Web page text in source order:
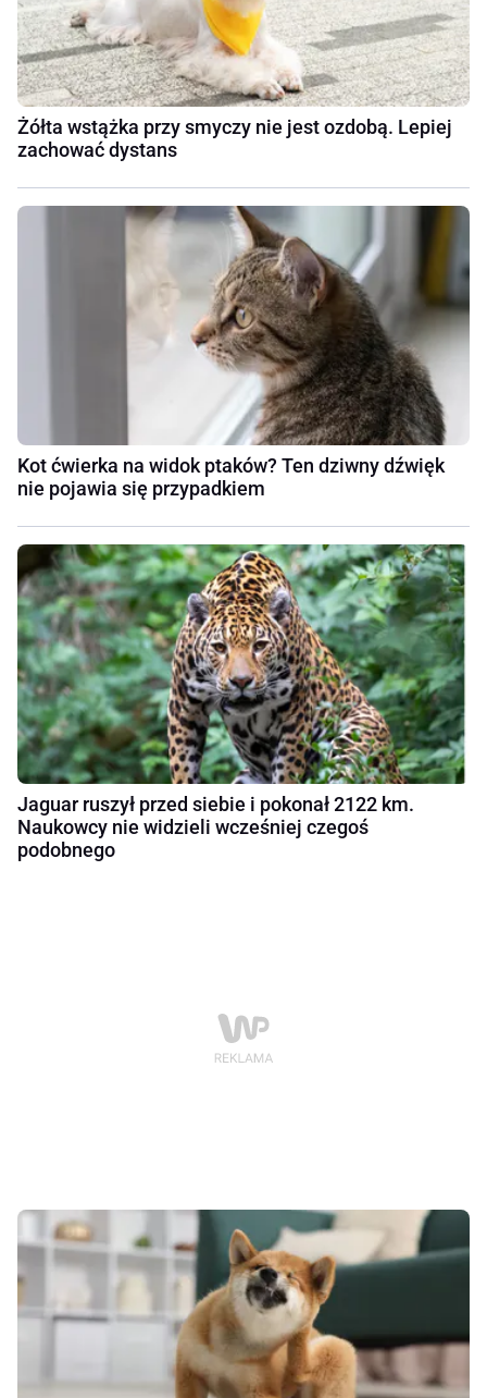
Żółta wstążka przy smyczy nie jest ozdobą. Lepiej
zachować dystans
Kot ćwierka na widok ptaków? Ten dziwny dźwięk
nie pojawia się przypadkiem
Jaguar ruszył przed siebie i pokonał 2122 km.
Naukowcy nie widzieli wcześniej czegoś
podobnego